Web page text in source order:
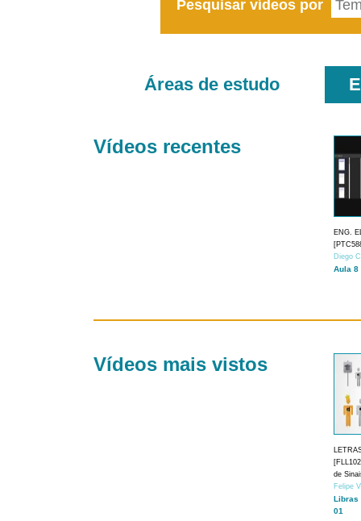
Pesquisar vídeos por
Áreas de estudo
Vídeos recentes
ENG.
Diego
Aula 8
Vídeos mais vistos
de
Felipe
Libras
01